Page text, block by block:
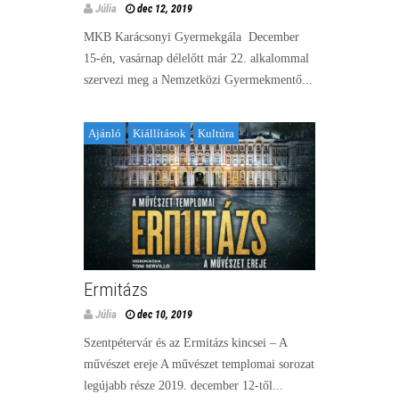
Júlia dec 12, 2019
MKB Karácsonyi Gyermekgála December
15-én, vasárnap délelőtt már 22. alkalommal
szervezi meg a Nemzetközi Gyermekmentő...
Ajánló Kiállítások Kultúra
Ermitázs
Júlia dec 10, 2019
Szentpétervár és az Ermitázs kincsei – A
művészet ereje A művészet templomai sorozat
legújabb része 2019. december 12-től...